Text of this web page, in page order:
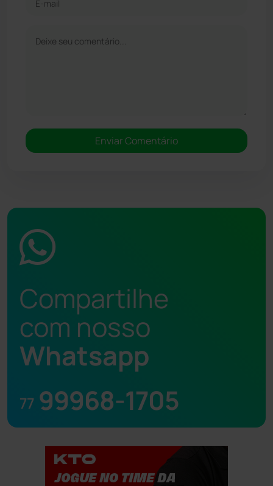
Compartilhe
com nosso
Whatsapp
77 99968-1705